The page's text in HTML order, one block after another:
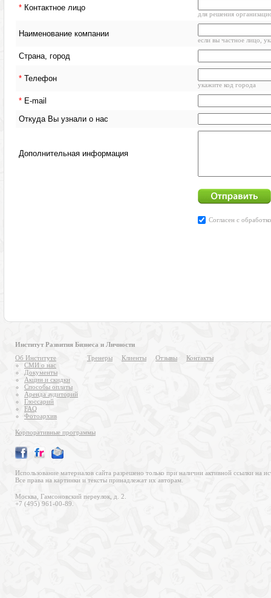
Институт Развития Бизнеса и Личности
Об Институте
СМИ о нас
Документы
Акции и скидки
Способы оплаты
Аренда аудиторий
Глоссарий
FAQ
Фотоархив
Тренеры Клиенты Отзывы Контакты
Корпоративные программы
Использование материалов сайта разрешено только при наличии активной ссылки на
Все права на картинки и тексты принадлежат их авторам.
Москва, Гамсоновский переулок, д. 2.
+7 (495) 961-00-89.